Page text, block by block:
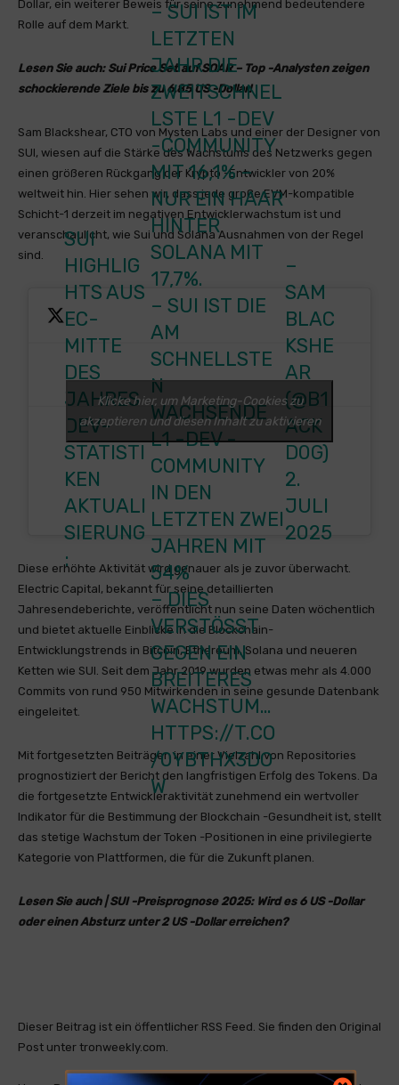
Dollar, ein weiterer Beweis für seine zunehmend bedeutendere
Rolle auf dem Markt.
Lesen Sie auch: Sui Price Set auf SOAR – Top -Analysten zeigen
schockierende Ziele bis zu 6,85 US -Dollar!
Sam Blackshear, CTO von Mysten Labs und einer der Designer von
SUI, wiesen auf die Stärke des Wachstums des Netzwerks gegen
einen größeren Rückgang der Krypto -Entwickler von 20%
weltweit hin. Hier sehen wir, dass jede große EVM-kompatible
Schicht-1 derzeit im negativen Entwicklerwachstum ist und
veranschaulicht, wie Sui und Solana Ausnahmen von der Regel
sind.
SUI
HIGHLIG
HTS AUS
EC-
MITTE
DES
JAHRES
DEV-
STATISTI
KEN
AKTUALI
SIERUNG
:
– SUI IST IM
LETZTEN
JAHR DIE
ZWEITSCHNEL
LSTE L1 -DEV
-COMMUNITY
MIT 16,1% –
NUR EIN HAAR
HINTER
SOLANA MIT
17,7%.
– SUI IST DIE
AM
SCHNELLSTE
N
WACHSENDE
L1 -DEV -
COMMUNITY
IN DEN
LETZTEN ZWEI
JAHREN MIT
54%
– DIES
VERSTÖSST G
EGEN EIN B
REITERES W
ACHSTUM… H
TTPS://T.CO/
0YBTHX3DOW
–
SAM
BLAC
KSHE
AR
(@B1
ACK
D0G)
2.
JULI
2025
Klicke hier, um Marketing-Cookies zu
akzeptieren und diesen Inhalt zu aktivieren
Diese erhöhte Aktivität wird genauer als je zuvor überwacht.
Electric Capital, bekannt für seine detaillierten
Jahresendeberichte, veröffentlicht nun seine Daten wöchentlich
und bietet aktuelle Einblicke in die Blockchain-
Entwicklungstrends in Bitcoin, Ethereum, Solana und neueren
Ketten wie SUI. Seit dem Jahr 2019 wurden etwas mehr als 4.000
Commits von rund 950 Mitwirkenden in seine gesunde Datenbank
eingeleitet.
Mit fortgesetzten Beiträgen in einer Vielzahl von Repositories
prognostiziert der Bericht den langfristigen Erfolg des Tokens. Da
die fortgesetzte Entwickleraktivität zunehmend ein wertvoller
Indikator für die Bestimmung der Blockchain -Gesundheit ist, stellt
das stetige Wachstum der Token -Positionen in eine privilegierte
Kategorie von Plattformen, die für die Zukunft planen.
Lesen Sie auch | SUI -Preisprognose 2025: Wird es 6 US -Dollar
oder einen Absturz unter 2 US -Dollar erreichen?
Dieser Beitrag ist ein öffentlicher RSS Feed. Sie finden den Original
Post unter tronweekly.com.